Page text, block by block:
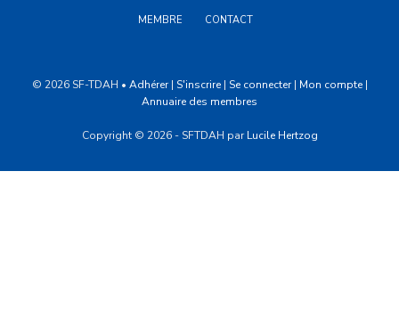
soins
labellisation
des
ressources
MEMBRE CONTACT
© 2026 SF-TDAH • Adhérer| S'inscrire| Se connecter| Mon compte|
Annuaire des membres
Copyright © 2026 - SFTDAH parLucile Hertzog